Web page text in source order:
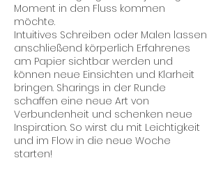
Moment in den Fluss kommen
möchte.
Intuitives Schreiben oder Malen lassen
anschließend körperlich Erfahrenes
am Papier sichtbar werden und
können neue Einsichten und Klarheit
bringen. Sharings in der Runde
schaffen eine neue Art von
Verbundenheit und schenken neue
Inspiration. So wirst du mit Leichtigkeit
und im Flow in die neue Woche
starten!